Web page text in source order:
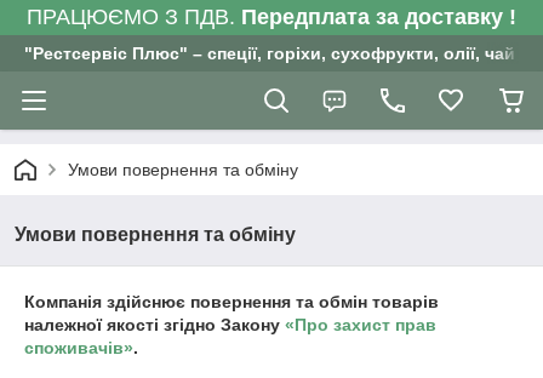
ПРАЦЮЄМО З ПДВ. Передплата за доставку !
"Рестсервіс Плюс" – спеції, горіхи, сухофрукти, олії, чай ,
Умови повернення та обміну
Умови повернення та обміну
Компанія здійснює повернення та обмін товарів
належної якості згідно Закону «Про захист прав
споживачів».